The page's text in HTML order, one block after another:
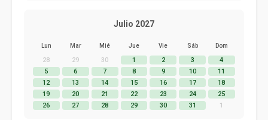
Julio 2027
Lun Mar Mié Jue Vie Sáb Dom
28 29 30 1 2 3
4
5
6 7 8 9 10
11
12
13 14 15 16 17
18
19
20 21 22 23 24
25
26
27 28 29 30 31 1